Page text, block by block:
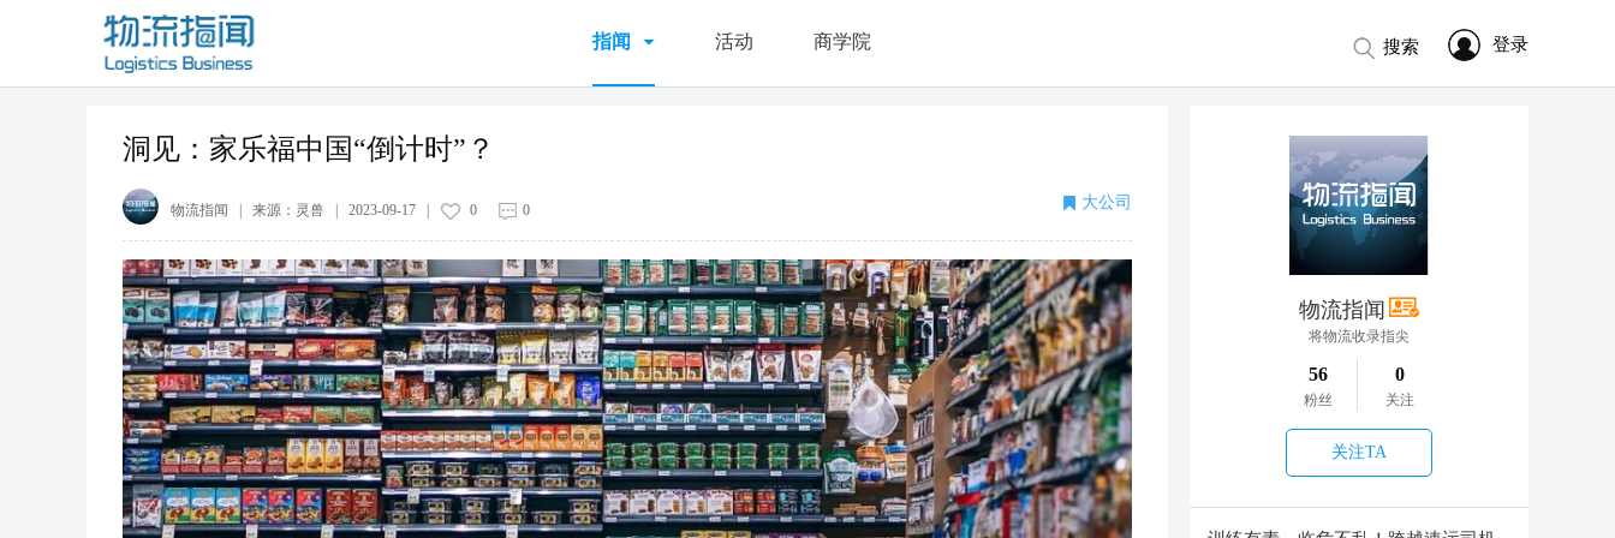
指闻 活动 商学院 登录
搜索
物流指闻
将物流收录指尖
56
粉丝
0
关注
关注TA
洞见：家乐福中国“倒计时”？
物流指闻 | 来源： 灵兽 2023-09-17 0 0 大公司